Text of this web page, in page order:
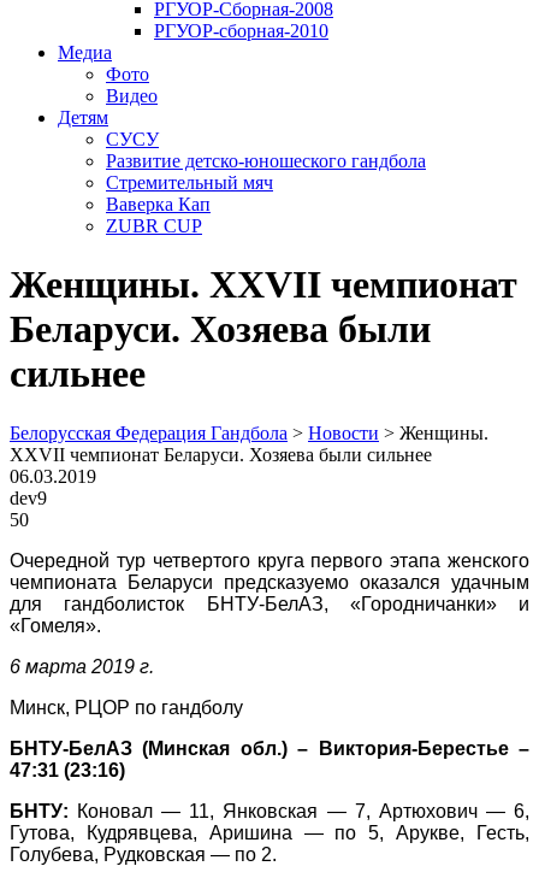
РГУОР-Сборная-2008
РГУОР-сборная-2010
Медиа
Фото
Видео
Детям
СУСУ
Развитие детско-юношеского гандбола
Стремительный мяч
Ваверка Кап
ZUBR CUP
Женщины. XXVII чемпионат
Беларуси. Хозяева были
сильнее
Белорусская Федерация Гандбола > Новости > Женщины.
XXVII чемпионат Беларуси. Хозяева были сильнее
06.03.2019
dev9
50
Очередной тур четвертого круга первого этапа женского
чемпионата Беларуси предсказуемо оказался удачным
для гандболисток БНТУ-БелАЗ, «Городничанки» и
«Гомеля».
6 марта 2019 г.
Минск, РЦОР по гандболу
БНТУ-БелАЗ (Минская обл.) – Виктория-Берестье –
47:31 (23:16)
БНТУ: Коновал — 11, Янковская — 7, Артюхович — 6,
Гутова, Кудрявцева, Аришина — по 5, Арукве, Гесть,
Голубева, Рудковская — по 2.